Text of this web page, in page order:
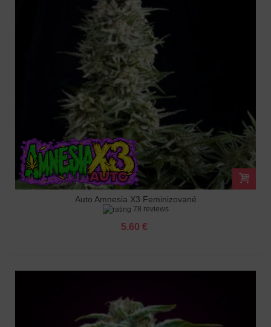
Auto Amnesia X3 Feminizované
78 reviews
5.60 €